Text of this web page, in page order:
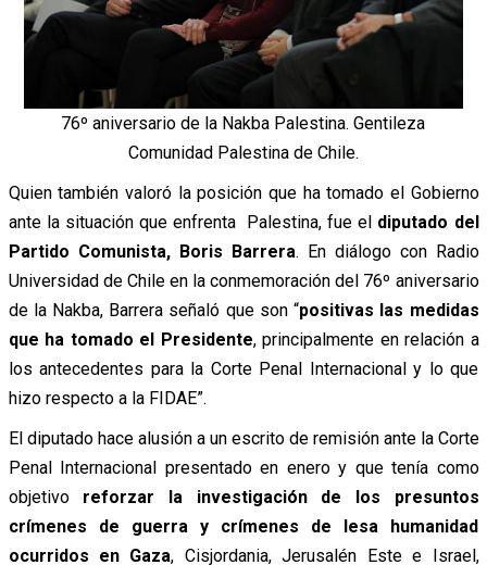
76º aniversario de la Nakba Palestina. Gentileza
Comunidad Palestina de Chile.
Quien también valoró la posición que ha tomado el Gobierno
ante la situación que enfrenta Palestina, fue el diputado del
Partido Comunista, Boris Barrera. En diálogo con Radio
Universidad de Chile en la conmemoración del 76º aniversario
de la Nakba, Barrera señaló que son “positivas las medidas
que ha tomado el Presidente, principalmente en relación a
los antecedentes para la Corte Penal Internacional y lo que
hizo respecto a la FIDAE”.
El diputado hace alusión a un escrito de remisión ante la Corte
Penal Internacional presentado en enero y que tenía como
objetivo reforzar la investigación de los presuntos
crímenes de guerra y crímenes de lesa humanidad
ocurridos en Gaza, Cisjordania, Jerusalén Este e Israel,